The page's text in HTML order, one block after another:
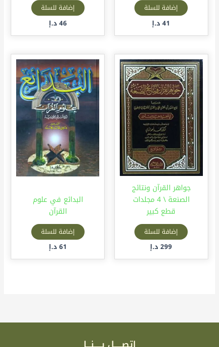
إضافة للسلة
41 د.إ
إضافة للسلة
46 د.إ
جواهر القرآن ونتائج
الصنعة \ 4 مجلدات
قطع كبير
إضافة للسلة
299 د.إ
البدائع في علوم
القرآن
إضافة للسلة
61 د.إ